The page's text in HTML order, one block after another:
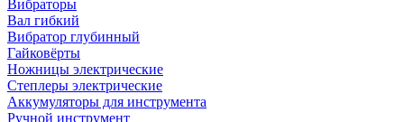
Вибраторы
Вал гибкий
Вибратор глубинный
Гайковёрты
Ножницы электрические
Степлеры электрические
Аккумуляторы для инструмента
Ручной инструмент